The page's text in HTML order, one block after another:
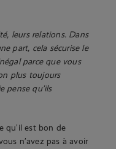
leurs relations. Dans
part, cela sécurise le
parce que vous
plus toujours
pense qu’ils
qu’il est bon de
n’avez pas à avoir